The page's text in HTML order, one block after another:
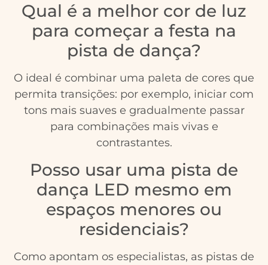
Qual é a melhor cor de luz
para começar a festa na
pista de dança?
O ideal é combinar uma paleta de cores que
permita transições: por exemplo, iniciar com
tons mais suaves e gradualmente passar
para combinações mais vivas e
contrastantes.
Posso usar uma pista de
dança LED mesmo em
espaços menores ou
residenciais?
Como apontam os especialistas, as pistas de